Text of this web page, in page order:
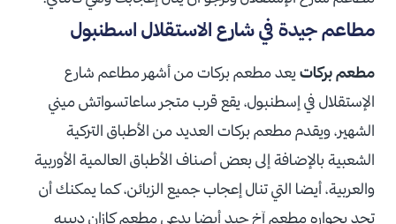
مطاعم جيدة في شارع الاستقلال اسطنبول
مطعم بركاتيعد مطعم بركات من أشهر مطاعم شارع
الإستقلال في إسطنبول، يقع قرب متجر ساعاتسواتش ميني
الشهير، ويقدم مطعم بركات العديد من الأطباق التركية
الشعبية بالإضافة إلى بعض أصناف الأطباق العالمية الأوربية
والعربية، أيضا التي تنال إعجاب جميع الزبائن، كما يمكنك أن
تجد بجواره مطعم آخ جيد أيضا يدعى مطعم كازان ديبيه